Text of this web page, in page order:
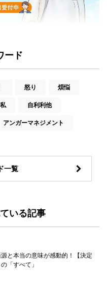
ード
怒り 煩悩
自利利他
アンガーマネジメント
一覧
いる記事
と本当の意味が感動的！【決定
「すべて」